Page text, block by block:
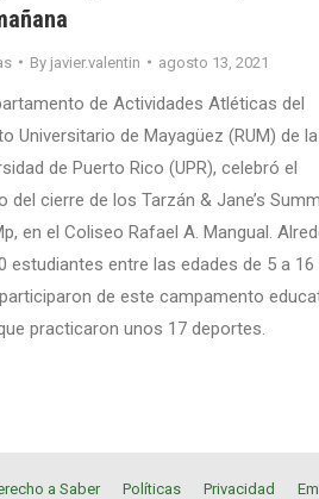
By javier.valentin agosto 13, 2021
de Actividades Atléticas del
Universitario de Mayagüez (RUM) de la
de Puerto Rico (UPR), celebró el
del cierre de los Tarzán & Jane’s
en el Coliseo Rafael A. Mangual.
estudiantes entre las edades de 5 a 16
de este campamento
practicaron unos 17 deportes.
a Saber Políticas Privacidad